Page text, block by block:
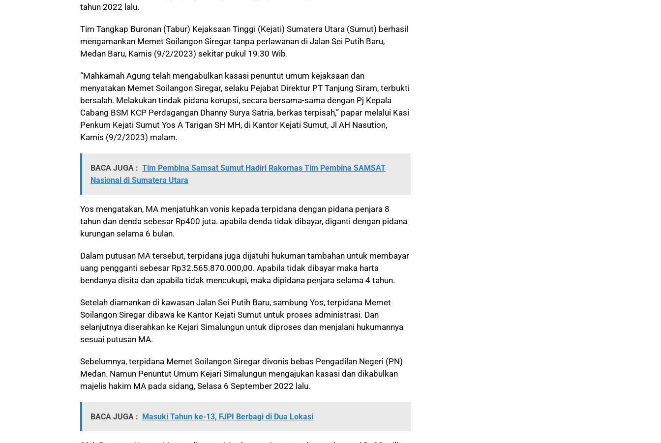
tahun 2022 lalu.
Tim Tangkap Buronan (Tabur) Kejaksaan Tinggi (Kejati) Sumatera Utara (Sumut) berhasil
mengamankan Memet Soilangon Siregar tanpa perlawanan di Jalan Sei Putih Baru,
Medan Baru, Kamis (9/2/2023) sekitar pukul 19.30 Wib.
“Mahkamah Agung telah mengabulkan kasasi penuntut umum kejaksaan dan
menyatakan Memet Soilangon Siregar, selaku Pejabat Direktur PT Tanjung Siram, terbukti
bersalah. Melakukan tindak pidana korupsi, secara bersama-sama dengan Pj Kepala
Cabang BSM KCP Perdagangan Dhanny Surya Satria, berkas terpisah,” papar melalui Kasi
Penkum Kejati Sumut Yos A Tarigan SH MH, di Kantor Kejati Sumut, Jl AH Nasution,
Kamis (9/2/2023) malam.
BACA JUGA : Tim Pembina Samsat Sumut Hadiri Rakornas Tim Pembina SAMSAT
Nasional di Sumatera Utara
Yos mengatakan, MA menjatuhkan vonis kepada terpidana dengan pidana penjara 8
tahun dan denda sebesar Rp400 juta. apabila denda tidak dibayar, diganti dengan pidana
kurungan selama 6 bulan.
Dalam putusan MA tersebut, terpidana juga dijatuhi hukuman tambahan untuk membayar
uang pengganti sebesar Rp32.565.870.000,00. Apabila tidak dibayar maka harta
bendanya disita dan apabila tidak mencukupi, maka dipidana penjara selama 4 tahun.
Setelah diamankan di kawasan Jalan Sei Putih Baru, sambung Yos, terpidana Memet
Soilangon Siregar dibawa ke Kantor Kejati Sumut untuk proses administrasi. Dan
selanjutnya diserahkan ke Kejari Simalungun untuk diproses dan menjalani hukumannya
sesuai putusan MA.
Sebelumnya, terpidana Memet Soilangon Siregar divonis bebas Pengadilan Negeri (PN)
Medan. Namun Penuntut Umum Kejari Simalungun mengajukan kasasi dan dikabulkan
majelis hakim MA pada sidang, Selasa 6 September 2022 lalu.
BACA JUGA : Masuki Tahun ke-13, FJPI Berbagi di Dua Lokasi